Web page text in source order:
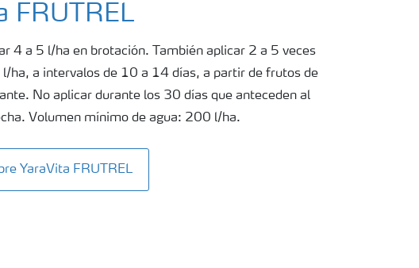
FRUTREL
4 a 5 l/ha en brotación. También aplicar 2 a 5 veces
l/ha, a intervalos de 10 a 14 días, a partir de frutos de
No aplicar durante los 30 días que anteceden al
Volumen mínimo de agua: 200 l/ha.
YaraVita FRUTREL